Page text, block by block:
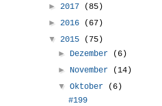
► 2017
(85)
► 2016
(67)
▼ 2015
(75)
► Dezember
(6)
► November
(14)
▼Oktober
(6)
#199